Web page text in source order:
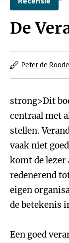
De
Peter de Roode
strong>Dit
centraal met
stellen.
vaak niet
komt de
redenerend
eigen
de betekenis
Een goed